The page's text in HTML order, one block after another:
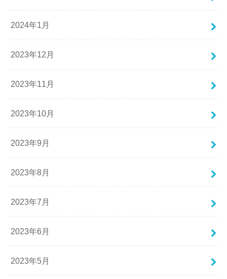
2024年1月
2023年12月
2023年11月
2023年10月
2023年9月
2023年8月
2023年7月
2023年6月
2023年5月